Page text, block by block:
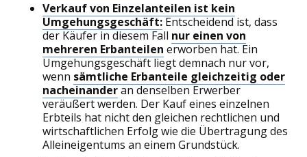
Verkauf von Einzelanteilen ist kein
Umgehungsgeschäft: Entscheidend ist, dass
der Käufer in diesem Fall nur einen von
mehreren Erbanteilen erworben hat. Ein
Umgehungsgeschäft liegt demnach nur vor,
wenn sämtliche Erbanteile gleichzeitig oder
nacheinanderan denselben Erwerber
veräußert werden. Der Kauf eines einzelnen
Erbteils hat nicht den gleichen rechtlichen und
wirtschaftlichen Erfolg wie die Übertragung des
Alleineigentums an einem Grundstück.